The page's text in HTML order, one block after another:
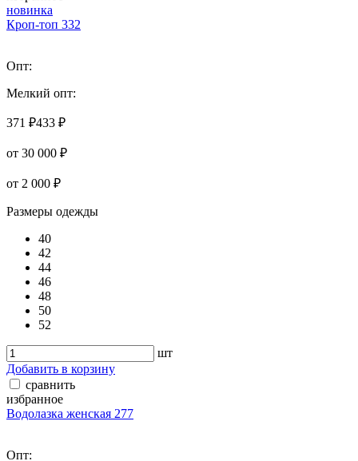
новинка
Кроп-топ 332
Опт:
Мелкий опт:
371 ₽433 ₽
от 30 000 ₽
от 2 000 ₽
Размеры одежды
40
42
44
46
48
50
52
шт
Добавить в корзину
сравнить
избранное
Водолазка женская 277
Опт: